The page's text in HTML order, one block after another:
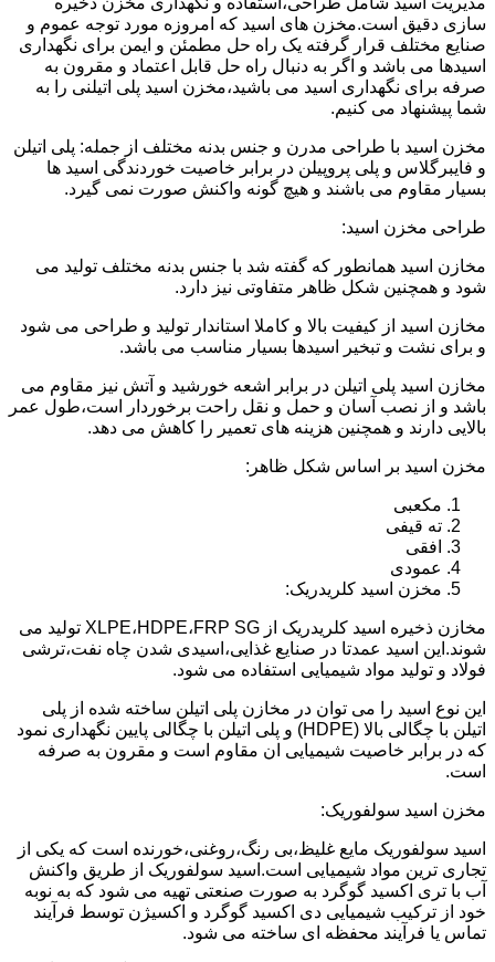
سازی دقیق است.مخزن های اسید که امروزه مورد توجه عموم و
صنایع مختلف قرار گرفته یک راه حل مطمئن و ایمن برای نگهداری
اسیدها می باشد و اگر به دنبال راه حل قابل اعتماد و مقرون به
صرفه برای نگهداری اسید می باشید،مخزن اسید پلی اتیلنی را به
شما پیشنهاد می کنیم.
مخزن اسید با طراحی مدرن و جنس بدنه مختلف از جمله: پلی اتیلن
و فایبرگلاس و پلی پروپیلن در برابر خاصیت خوردندگی اسید ها
بسیار مقاوم می باشند و هیچ گونه واکنش صورت نمی گیرد.
طراحی مخزن اسید:
مخازن اسید همانطور که گفته شد با جنس بدنه مختلف تولید می
شود و همچنین شکل ظاهر متفاوتی نیز دارد.
مخازن اسید از کیفیت بالا و کاملا استاندار تولید و طراحی می شود
و برای نشت و تبخیر اسیدها بسیار مناسب می باشد.
مخازن اسید پلی اتیلن در برابر اشعه خورشید و آتش نیز مقاوم می
باشد و از نصب آسان و حمل و نقل راحت برخوردار است،طول عمر
بالایی دارند و همچنین هزینه های تعمیر را کاهش می دهد.
مخزن اسید بر اساس شکل ظاهر:
مکعبی
ته قیفی
افقی
عمودی
مخزن اسید کلریدریک:
مخازن ذخیره اسید کلریدریک از XLPE،HDPE،FRP SG تولید می
شوند.این اسید عمدتا در صنایع غذایی،اسیدی شدن چاه نفت،ترشی
فولاد و تولید مواد شیمیایی استفاده می شود.
این نوع اسید را می توان در مخازن پلی اتیلن ساخته شده از پلی
اتیلن با چگالی بالا (HDPE) و پلی اتیلن با چگالی پایین نگهداری نمود
که در برابر خاصیت شیمیایی ان مقاوم است و مقرون به صرفه
است.
مخزن اسید سولفوریک:
اسید سولفوریک مایع غلیظ،بی رنگ،روغنی،خورنده است که یکی از
تجاری ترین مواد شیمیایی است.اسید سولفوریک از طریق واکنش
آب با تری اکسید گوگرد به صورت صنعتی تهیه می شود که به نوبه
خود از ترکیب شیمیایی دی اکسید گوگرد و اکسیژن توسط فرآیند
تماس یا فرآیند محفظه ای ساخته می شود.